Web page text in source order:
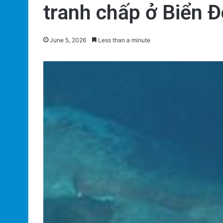
tranh chấp ở Biển
June 5, 2026 Less than a minute